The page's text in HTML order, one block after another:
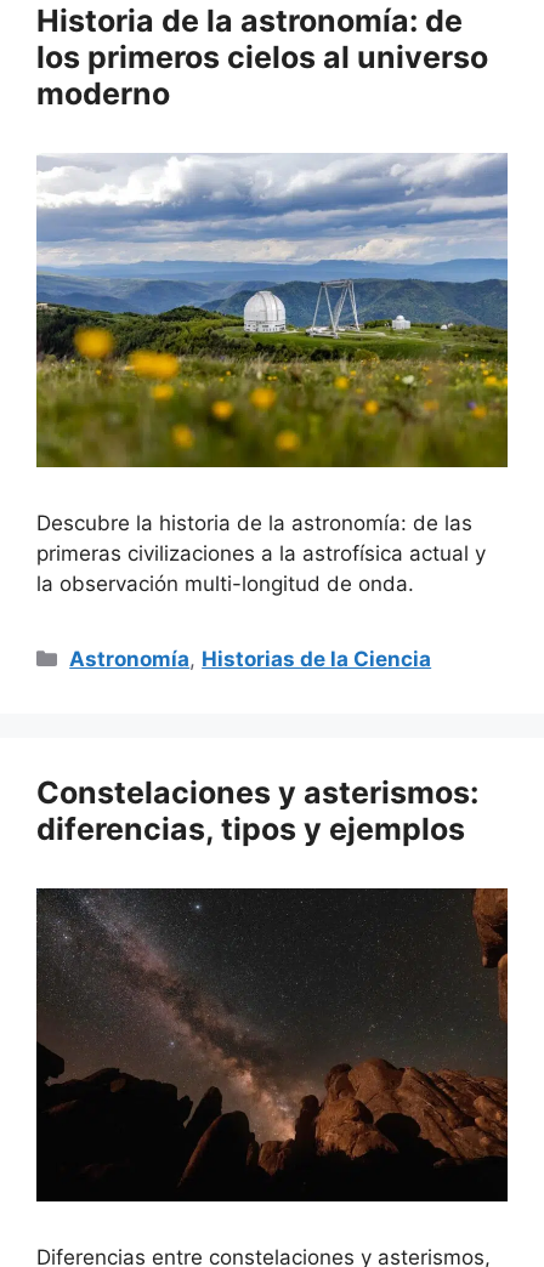
Historia de la astronomía: de
los primeros cielos al universo
moderno
Descubre la historia de la astronomía: de las
primeras civilizaciones a la astrofísica actual y
la observación multi-longitud de onda.
Categorías
Astronomía, Historias de la Ciencia
Constelaciones y asterismos:
diferencias, tipos y ejemplos
Diferencias entre constelaciones y asterismos,